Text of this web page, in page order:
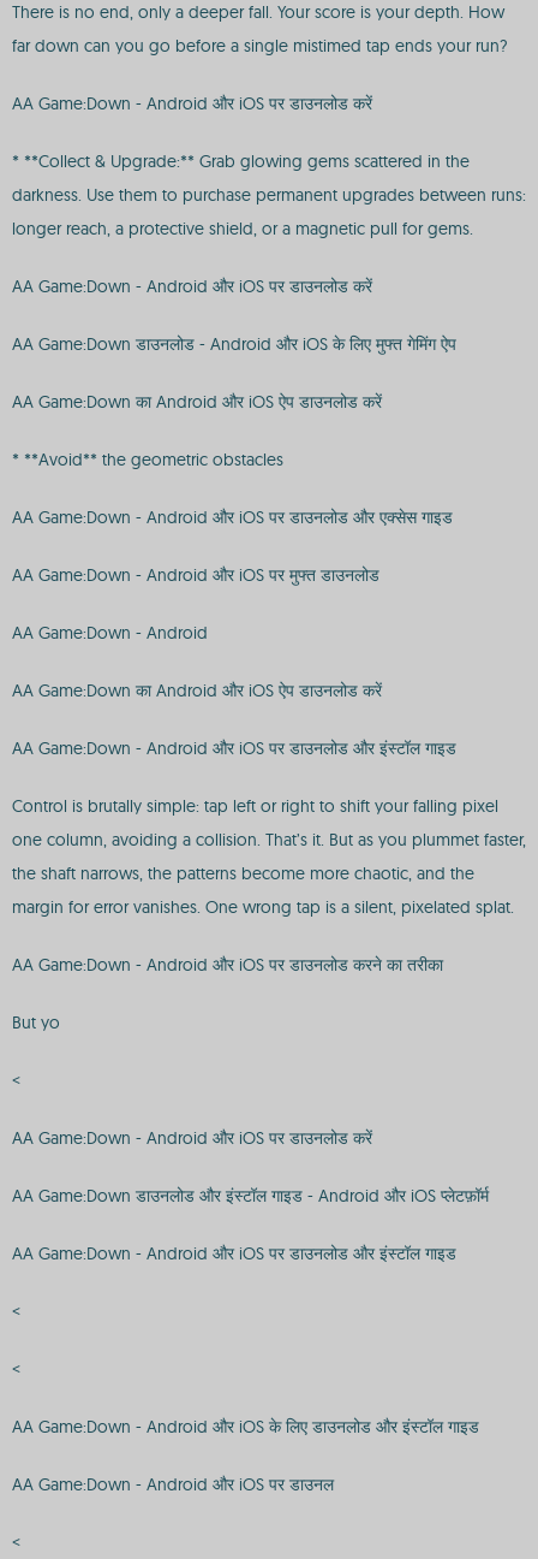
There is no end, only a deeper fall. Your score is your depth. How
far down can you go before a single mistimed tap ends your run?
AA Game:Down - Android और iOS पर डाउनलोड करें
* **Collect & Upgrade:** Grab glowing gems scattered in the
darkness. Use them to purchase permanent upgrades between runs:
longer reach, a protective shield, or a magnetic pull for gems.
AA Game:Down - Android और iOS पर डाउनलोड करें
AA Game:Down डाउनलोड - Android और iOS के लिए मुफ्त गेमिंग ऐप
AA Game:Down का Android और iOS ऐप डाउनलोड करें
* **Avoid** the geometric obstacles
AA Game:Down - Android और iOS पर डाउनलोड और एक्सेस गाइड
AA Game:Down - Android और iOS पर मुफ्त डाउनलोड
AA Game:Down - Android
AA Game:Down का Android और iOS ऐप डाउनलोड करें
AA Game:Down - Android और iOS पर डाउनलोड और इंस्टॉल गाइड
Control is brutally simple: tap left or right to shift your falling pixel
one column, avoiding a collision. That’s it. But as you plummet faster,
the shaft narrows, the patterns become more chaotic, and the
margin for error vanishes. One wrong tap is a silent, pixelated splat.
AA Game:Down - Android और iOS पर डाउनलोड करने का तरीका
But yo
<
AA Game:Down - Android और iOS पर डाउनलोड करें
AA Game:Down डाउनलोड और इंस्टॉल गाइड - Android और iOS प्लेटफ़ॉर्म
AA Game:Down - Android और iOS पर डाउनलोड और इंस्टॉल गाइड
<
<
AA Game:Down - Android और iOS के लिए डाउनलोड और इंस्टॉल गाइड
AA Game:Down - Android और iOS पर डाउनल
<